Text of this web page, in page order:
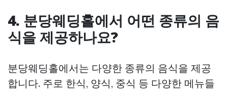
4. 분당웨딩홀에서 어떤 종류의 음
식을 제공하나요?
분당웨딩홀에서는 다양한 종류의 음식을 제공
합니다. 주로 한식, 양식, 중식 등 다양한 메뉴들